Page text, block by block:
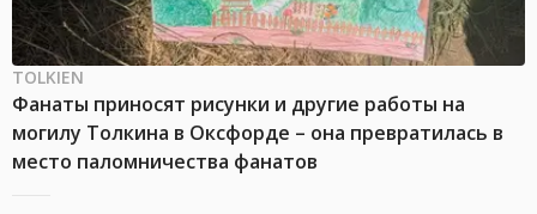
TOLKIEN
Фанаты приносят рисунки и другие работы на
могилу Толкина в Оксфорде – она превратилась в
место паломничества фанатов